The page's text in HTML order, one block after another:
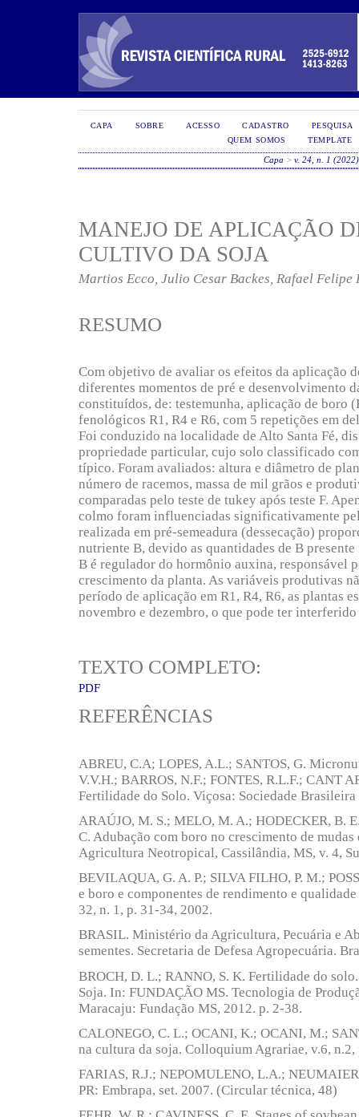
CAPA SOBRE ACESSO CADASTRO
PESQUISA
QUEM SOMOS
TEMPLATE
Capa >v. 24, n. 1 (2022)
MANEJO DE APLICAÇÃO
CULTIVO DA SOJA
Martios Ecco, Julio Cesar Backes, Rafael Felipe
RESUMO
Com objetivo de avaliar os efeitos da aplicação
diferentes momentos de pré e desenvolvimento
constituídos, de: testemunha, aplicação de boro
fenológicos R1, R4 e R6, com 5 repetições em
Foi conduzido na localidade de Alto Santa Fé,
propriedade particular, cujo solo classificado
típico. Foram avaliados: altura e diâmetro de
número de racemos, massa de mil grãos e
comparadas pelo teste de tukey após teste F.
colmo foram influenciadas significativamente
realizada em pré-semeadura (dessecação)
nutriente B, devido as quantidades de B
B é regulador do hormônio auxina, responsável
crescimento da planta. As variáveis produtivas
período de aplicação em R1, R4, R6, as plantas
novembro e dezembro, o que pode ter
TEXTO COMPLETO:
PDF
REFERÊNCIAS
ABREU, C.A; LOPES, A.L.; SANTOS, G.
V.V.H.; BARROS, N.F.; FONTES, R.L.F.; CANT
Fertilidade do Solo. Viçosa: Sociedade
ARAÚJO, M. S.; MELO, M. A.; HODECKER, B.
C. Adubação com boro no crescimento de
Agricultura Neotropical, Cassilândia, MS, v. 4,
BEVILAQUA, G. A. P.; SILVA FILHO, P. M.;
e boro e componentes de rendimento e
32, n. 1, p. 31-34, 2002.
BRASIL. Ministério da Agricultura, Pecuária e
sementes. Secretaria de Defesa Agropecuária.
BROCH, D. L.; RANNO, S. K. Fertilidade do
Soja. In: FUNDAÇÃO MS. Tecnologia de
Maracaju: Fundação MS, 2012. p. 2-38.
CALONEGO, C. L.; OCANI, K.; OCANI, M.;
na cultura da soja. Colloquium Agrariae, v.6,
FARIAS, R.J.; NEPOMULENO, L.A.;
PR: Embrapa, set. 2007. (Circular técnica, 48)